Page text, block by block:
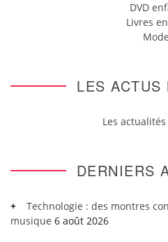
DVD
Livres
Mode
LES ACTUS
Les
DERNIERS
Technologie : des montres
musique 6 août 2026